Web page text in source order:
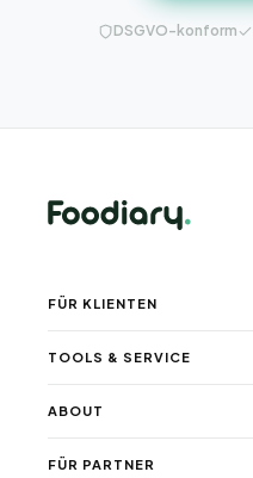
DSGVO-konform
FÜR KLIENTEN
TOOLS & SERVICE
ABOUT
FÜR PARTNER